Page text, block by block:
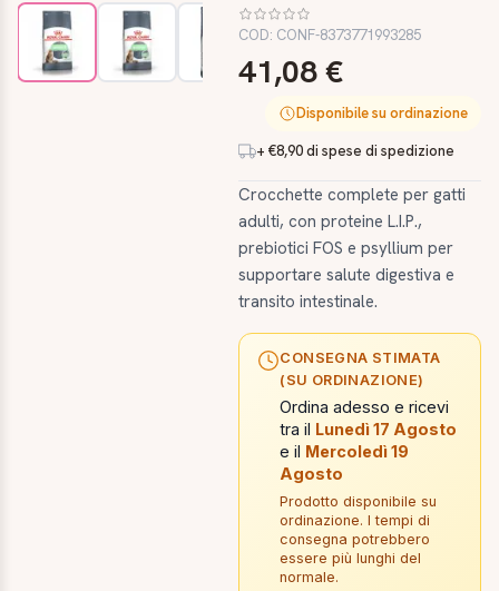
COD: CONF-8373771993285
41,08 €
Disponibile su ordinazione
+ €8,90 di spese di spedizione
Crocchette complete per gatti
adulti, con proteine L.I.P.,
prebiotici FOS e psyllium per
supportare salute digestiva e
transito intestinale.
CONSEGNA STIMATA
(SU ORDINAZIONE)
Ordina adesso e ricevi
tra il Lunedì 17 Agosto
e il Mercoledì 19
Agosto
Prodotto disponibile su
ordinazione. I tempi di
consegna potrebbero
essere più lunghi del
normale.